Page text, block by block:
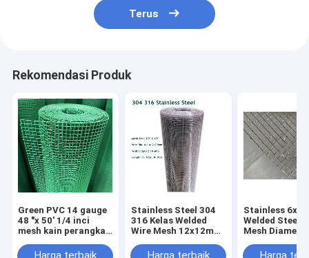
Terus
Rekomendasi Produk
Green PVC 14 gauge
48 "x 50' 1/4 inci
mesh kain perangkat
digunakan untuk
Stainless Steel 304
316 Kelas Welded
Wire Mesh 12x12mm
"x1/2"
Stainless
Welded Steel
Mesh
Cloth 1/4 "X1/